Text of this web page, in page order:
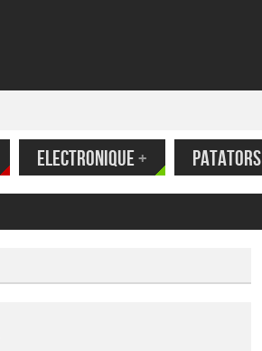
ELECTRONIQUE+ PATATORS